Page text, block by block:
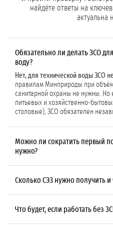
найдёте ответы на
актуальна
Обязательно ли делать ЗСО
воду?
Нет, для технической воды ЗСО
правилам Минприроды при
санитарной охраны не нужны. Но
питьевых и хозяйственно-
столовые), ЗСО обязателен
Можно ли сократить первый
нужно?
Да, но только для защищённого
горизонта (глубина до 50 м, нет
гидрогеологического
Сколько СЭЗ нужно получить
Нужно два СЭЗ.Первое на проект
соответствие границ поясов и
Что будет, если работать без
Штраф и остановка водозабора.